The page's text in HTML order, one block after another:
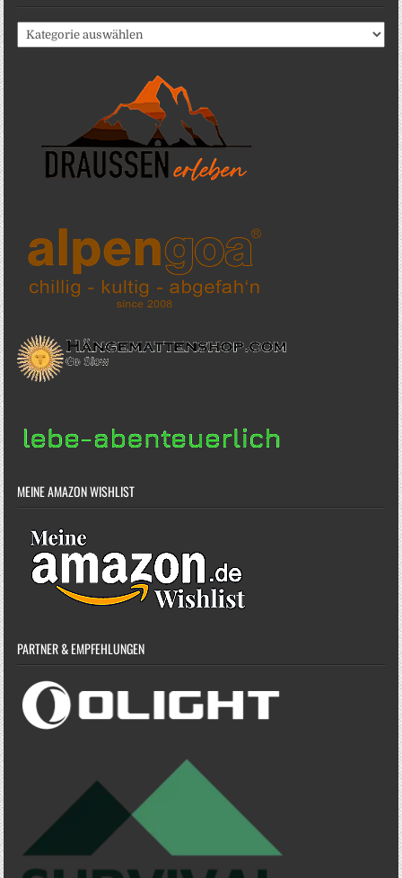
Katergorien
MEINE AMAZON WISHLIST
PARTNER & EMPFEHLUNGEN